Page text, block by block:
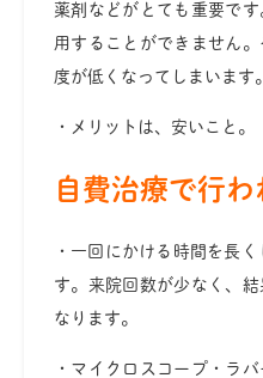
薬剤などがとても重要で
用することができません
度が低くなってしまいます。
・メリットは、安いこと。
自費治療で行
・一回にかける時間を長く
す。来院回数が少なく、
なります。
・ マイクロスコープ・ラ